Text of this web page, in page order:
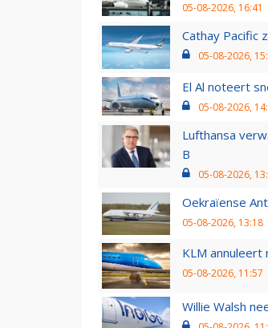
05-08-2026, 16:41
Cathay Pacific
05-08-2026,
El Al noteert
05-08-2026,
Lufthansa
B
05-08-2026,
Oekraïense
05-08-2026, 13:18
KLM annuleert
05-08-2026, 11:57
Willie Walsh